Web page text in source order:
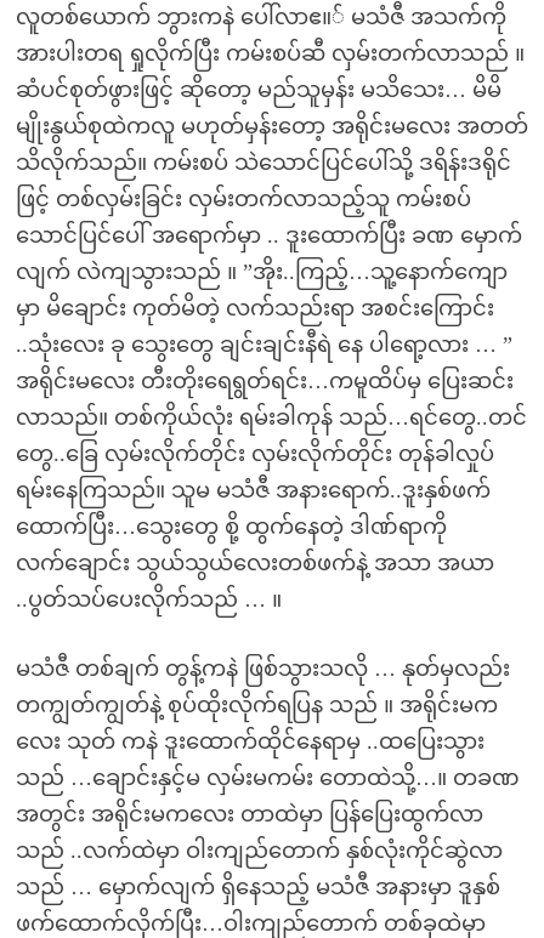
လူတစ်ယောက် ဘွားကနဲ ပေါ်လာဧ။် မသံဇီ အသက်ကို
အားပါးတရ ရှုလိုက်ပြီး ကမ်းစပ်ဆီ လှမ်းတက်လာသည် ။
ဆံပင်စုတ်ဖွားဖြင့် ဆိုတော့ မည်သူမှန်း မသိသေး… မိမိ
မျိုးနွယ်စုထဲကလူ မဟုတ်မှန်းတော့ အရိုင်းမလေး အတတ်
သိလိုက်သည်။ ကမ်းစပ် သဲသောင်ပြင်ပေါ်သို့ ဒရိန်းဒရိုင်
ဖြင့် တစ်လှမ်းခြင်း လှမ်းတက်လာသည့်သူ ကမ်းစပ်
သောင်ပြင်ပေါ် အရောက်မှာ .. ဒူးထောက်ပြီး ခဏ မှောက်
လျက် လဲကျသွားသည် ။ ”အိုး..ကြည့်…သူ့နောက်ကျော
မှာ မိချောင်း ကုတ်မိတဲ့ လက်သည်းရာ အစင်းကြောင်း
..သုံးလေး ခု သွေးတွေ ချင်းချင်းနီရဲ နေ ပါရော့လား … ”
အရိုင်းမလေး တီးတိုးရေရွတ်ရင်း…ကမူထိပ်မှ ပြေးဆင်း
လာသည်။ တစ်ကိုယ်လုံး ရမ်းခါကုန် သည်…ရင်တွေ..တင်
တွေ..ခြေ လှမ်းလိုက်တိုင်း လှမ်းလိုက်တိုင်း တုန်ခါလှုပ်
ရမ်းနေကြသည်။ သူမ မသံဇီ အနားရောက်..ဒူးနှစ်ဖက်
ထောက်ပြီး…သွေးတွေ စို့ ထွက်နေတဲ့ ဒါဏ်ရာကို
လက်ချောင်း သွယ်သွယ်လေးတစ်ဖက်နဲ့ အသာ အယာ
..ပွတ်သပ်ပေးလိုက်သည် … ။
မသံဇီ တစ်ချက် တွန့်ကနဲ ဖြစ်သွားသလို … နုတ်မှလည်း
တကျွတ်ကျွတ်နဲ့ စုပ်ထိုးလိုက်ရပြန သည် ။ အရိုင်းမက
လေး သုတ် ကနဲ ဒူးထောက်ထိုင်နေရာမှ ..ထပြေးသွား
သည် …ချောင်းနှင့်မ လှမ်းမကမ်း တောထဲသို့…။ တခဏ
အတွင်း အရိုင်းမကလေး တာထဲမှာ ပြန်ပြေးထွက်လာ
သည် ..လက်ထဲမှာ ဝါးကျည်တောက် နှစ်လုံးကိုင်ဆွဲလာ
သည် … မှောက်လျက် ရှိနေသည့် မသံဇီ အနားမှာ ဒူနှစ်
ဖက်ထောက်လိုက်ပြီး…ဝါးကျည်တောက် တစ်ခုထဲမှာ